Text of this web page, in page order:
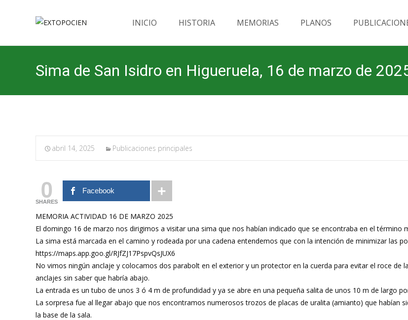
INICIO HISTORIA MEMORIAS PLANOS
Sima de San Isidro en Higueruela, 16 de marzo de
abril 14, 2025 Publicaciones principales
0
SHARES
Facebook
MEMORIA ACTIVIDAD 16 DE MARZO 2025
El domingo 16 de marzo nos dirigimos a visitar una sima que nos habían indicado que se encontraba en el término
La sima está marcada en el camino y rodeada por una cadena entendemos que con la intención de minimizar las
https://maps.app.goo.gl/RJfZJ17PspvQsJUX6
No vimos ningún anclaje y colocamos dos parabolt en el exterior y un protector en la cuerda para evitar el roce de
anclajes sin saber que habría abajo.
La entrada es un tubo de unos 3 ó 4 m de profundidad y ya se abre en una pequeña salita de unos 10 m de largo
La sorpresa fue al llegar abajo que nos encontramos numerosos trozos de placas de uralita (amianto) que habían
la base de la sala.